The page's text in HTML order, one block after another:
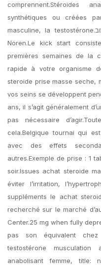
comprennent.Stéroides
synthétiques ou créées
masculine, la testostérone.ערכת עיצוב: Baskerville 2 של Anders
Noren.Le kick start
premières semaines de la
rapide à votre organisme
steroide prise masse seche,
vos seins se développent
ans, il s’agit généralement
pas nécessaire
cela.Belgique tournai qui
avec des effets
autres.Exemple de prise : 1
soir.Issues achat steroide
éviter l’irritation,
suppléments le achat
recherché sur le marché
Center.25 mg when fully
pas son équivalent chez
testostérone musculation
anabolisant femme, title: